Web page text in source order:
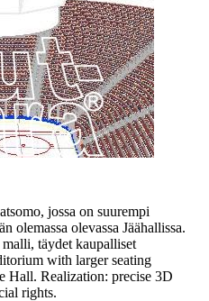
jossa on suurempi
olemassa olevassa Jäähallissa.
täydet kaupalliset
with larger seating
Hall. Realization: precise 3D
rights.